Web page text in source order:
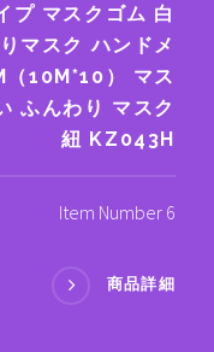
プ マスクゴム 白
マスク ハンドメ
10M*10） マス
ふんわり マスク
紐 KZ043H
Item Number 6
商品詳細